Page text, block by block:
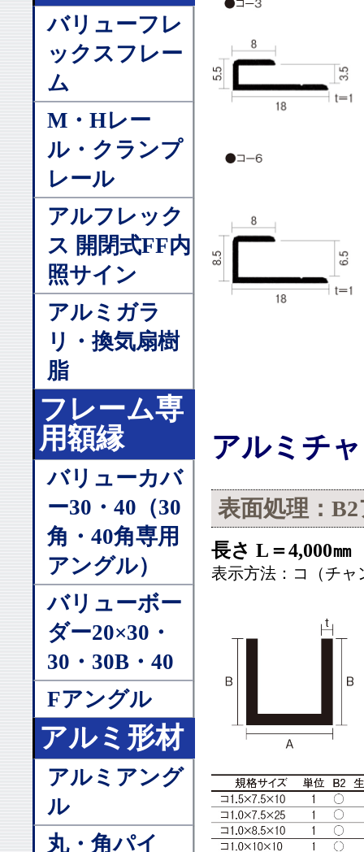
バリューフレ
ックスフレー
ム
M・Hレー
ル・クランプ
レール
アルフレック
ス 開閉式FF内
照サイン
アルミガラ
リ・換気扇樹
脂
フレーム専
用額縁
バリューカバ
ー30・40（30
角・40角専用
アングル）
バリューボー
ダー20×30・
30・30B・40
Fアングル
アルミ形材
アルミアング
ル
丸・角パイ
アルミチ
表面処理：
長さ L＝4,000㎜
表示方法：コ（チ